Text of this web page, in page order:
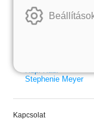
Jenny Han
Leigh Bardugo
Maggie Stiefvater
Rupi Kaur
Stephenie Meyer
Kapcsolat